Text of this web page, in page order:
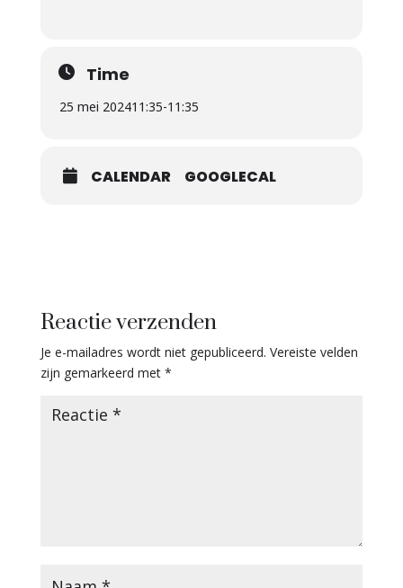
Time
25 mei 202411:35-11:35
CALENDAR GOOGLECAL
Reactie verzenden
Je e-mailadres wordt niet gepubliceerd. Vereiste velden
zijn gemarkeerd met *